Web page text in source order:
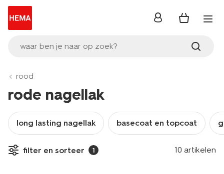
waar ben je naar op zoek?
inloggen
rood
rode nagellak
long lasting nagellak basecoat en topcoat
filter en sorteer 1 10 artikelen
vegan